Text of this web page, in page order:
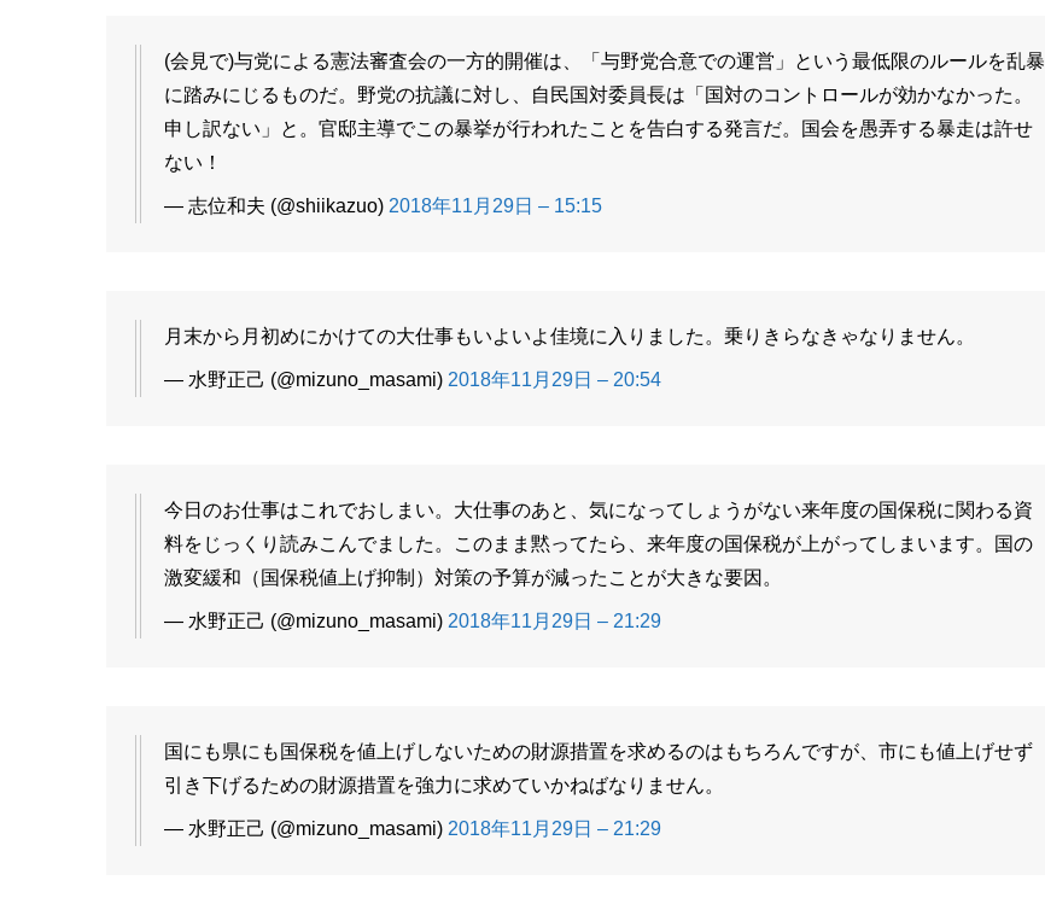
(会見で)与党による憲法審査会の一方的開催は、「与野党合意での運営」という最低限のルールを乱暴
に踏みにじるものだ。野党の抗議に対し、自民国対委員長は「国対のコントロールが効かなかった。
申し訳ない」と。官邸主導でこの暴挙が行われたことを告白する発言だ。国会を愚弄する暴走は許せ
ない！
— 志位和夫 (@shiikazuo) 2018年11月29日 – 15:15
月末から月初めにかけての大仕事もいよいよ佳境に入りました。乗りきらなきゃなりません。
— 水野正己 (@mizuno_masami) 2018年11月29日 – 20:54
今日のお仕事はこれでおしまい。大仕事のあと、気になってしょうがない来年度の国保税に関わる資
料をじっくり読みこんでました。このまま黙ってたら、来年度の国保税が上がってしまいます。国の
激変緩和（国保税値上げ抑制）対策の予算が減ったことが大きな要因。
— 水野正己 (@mizuno_masami) 2018年11月29日 – 21:29
国にも県にも国保税を値上げしないための財源措置を求めるのはもちろんですが、市にも値上げせず
引き下げるための財源措置を強力に求めていかねばなりません。
— 水野正己 (@mizuno_masami) 2018年11月29日 – 21:29